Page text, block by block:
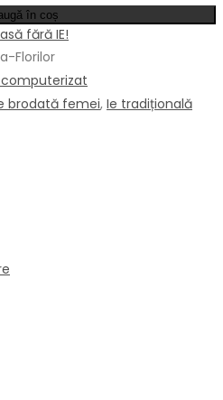
în coș
fără IE!
Florilor
brodată femei, Ie tradițională